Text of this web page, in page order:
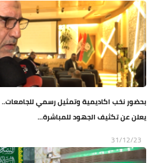
بحضور نخب اكاديمية وتمثيل رسمي للجامعات..
يعلن عن تكثيف الجهود للمباشرة...
31/12/23